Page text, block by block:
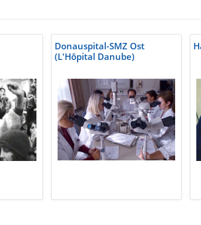
Donauspital-SMZ Ost
(L'Hôpital Danube)